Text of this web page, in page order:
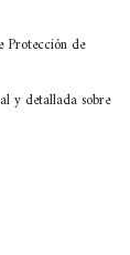
Protección de
y detallada sobre